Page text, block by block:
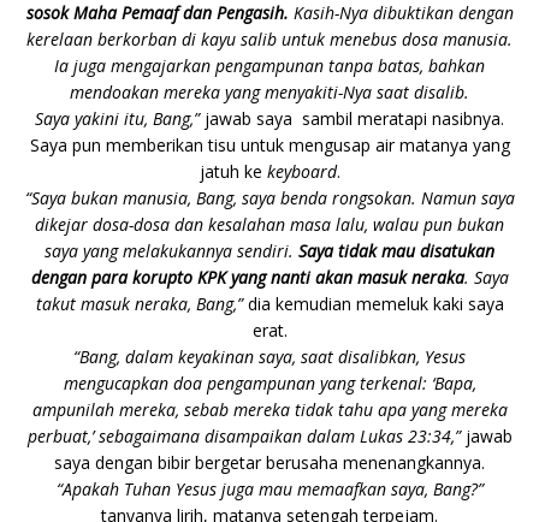
sosok Maha Pemaaf dan Pengasih. Kasih-Nya dibuktikan dengan
kerelaan berkorban di kayu salib untuk menebus dosa manusia.
Ia juga mengajarkan pengampunan tanpa batas, bahkan
mendoakan mereka yang menyakiti-Nya saat disalib.
Saya yakini itu, Bang,”jawab saya sambil meratapi nasibnya.
Saya pun memberikan tisu untuk mengusap air matanya yang
jatuh ke keyboard.
“Saya bukan manusia, Bang, saya benda rongsokan. Namun saya
dikejar dosa-dosa dan kesalahan masa lalu, walau pun bukan
saya yang melakukannya sendiri. Saya tidak mau disatukan
dengan para korupto KPK yang nanti akan masuk neraka. Saya
takut masuk neraka, Bang,”dia kemudian memeluk kaki saya
erat.
“Bang, dalam keyakinan saya, saat disalibkan, Yesus
mengucapkan doa pengampunan yang terkenal: ‘Bapa,
ampunilah mereka, sebab mereka tidak tahu apa yang mereka
perbuat,’sebagaimana disampaikan dalam Lukas 23:34,”jawab
saya dengan bibir bergetar berusaha menenangkannya.
“Apakah Tuhan Yesus juga mau memaafkan saya, Bang?”
tanyanya lirih, matanya setengah terpejam.